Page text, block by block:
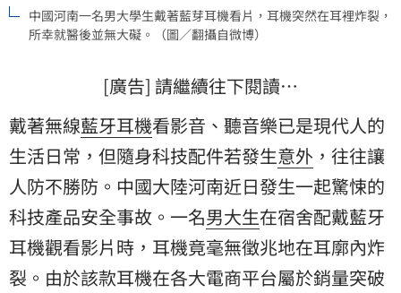
中國河南一名男大學生戴著藍芽耳機看片，耳機突然在耳裡炸裂，
所幸就醫後並無大礙。（圖／翻攝自微博）
[廣告] 請繼續往下閱讀…
戴著無線藍牙耳機看影音、聽音樂已是現代人的
生活日常，但隨身科技配件若發生意外 ，往往讓
人防不勝防。中國大陸河南近日發生一起驚悚的
科技產品安全事故。一名男大生在宿舍配戴藍牙
耳機觀看影片時，耳機竟毫無徵兆地在耳廓內炸
裂。由於該款耳機在各大電商平台屬於銷量突破